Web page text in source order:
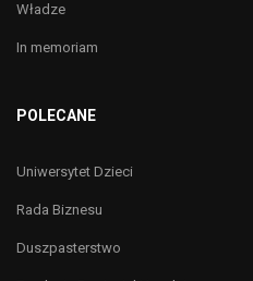
Władze
In memoriam
POLECANE
Uniwersytet Dzieci
Rada Biznesu
Duszpasterstwo